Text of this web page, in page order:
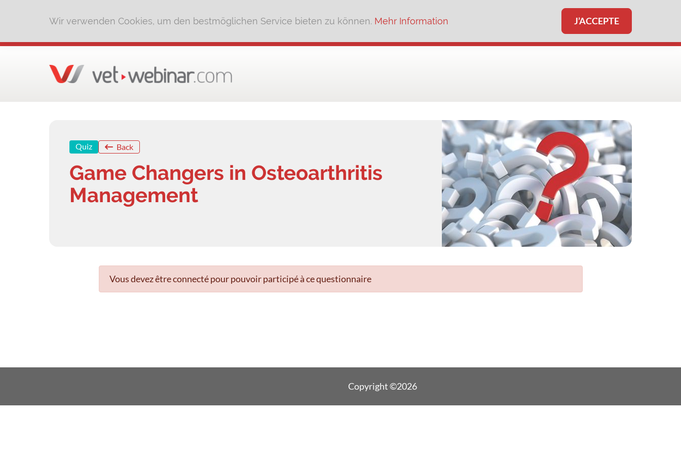
Wir verwenden Cookies, um den bestmöglichen Service bieten zu können. Mehr Information J’ACCEPTE
Quiz Back
Game Changers in Osteoarthritis
Management
Vous devez être connecté pour pouvoir participé à ce questionnaire
Copyright ©2026